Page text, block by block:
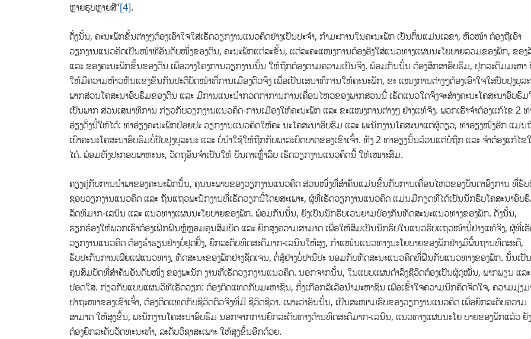
ຫຼາຍ​ຮູບ​ຫຼາຍ​ສີ”[4].
ດັ່ງນັ້ນ, ​ຄະ​ນະ​ພັກ​ຂັ້ນ​ຕ່າງໆຕ້ອງເອົາໃຈໃສ່​ເຮັດວຽກງານແນວຄິດຢ່າງເປັນປະຈຳ, ກຳມະການໃນຄະນະພັກ ​ເປັນຕົ້ນແມ່ນ​ເລ​ຂາ, ຫົວໜ້າ ຕ້ອງຖືເອົາ
ວຽກງານແນວຄິດເປັນໜ້າທີ່ອັນດັບໜຶ່ງຂອງ​ຕົນ, ​ຄະ​ນະ​ພັກ​ແຕ່​ລະ​ຂັ້ນ, ແຕ່​ລະ​ຄະ​ແໜງ​ການຕ້ອງອີງໃສ່ແນວທາງແຜນນະໂຍບາຍລວມຂອງພັກ, ​ຂອງ​
ແລະ ຂອງ​ຄະ​ນະ​ພັກ​ຂັ້ນ​ຂອງ​ຕົນ ເພື່ອວາງໂຄງການວຽກງານນັ້ນ ​ໃຫ້ຖືກ​ຕ້ອງ​ຕາມ​ຄວາມ​ເປັນ​ຈິງ. ພ້ອມ​ກັນ​ນັ້ນ ຕ້ອງສຶກສາອົບ​ຮົມ, ປຸກ​ລະ​ດົມມະຫາ
ໃຫ້​ມີ​ຄວາມຫ້າວຫັນແຂ່ງຂັນກັນປະຕິບັດໜ້າທີ່ການເມືອງຕົວຈິງ ເພື່ອເປັນເສນາທິການໃຫ້ຄະນະພັກ, ຂະ ແໜງການຕ່າງໆຕ້ອງເອົາໃຈໃສ່ປັບປຸງບູລ
ພາກສ່ວນໂຄສະນາອົບຮົມຂອງຕົນ ແລະ ມີການແນະນໍາກວດກາການການເຄື່ອນໄຫວຂອງພາກສ່ວນນີ້ ເຮັດແນວໃດຈິ່ງຈະສ້າງຄະນະໂຄສະນາອົບຮົ
ເປັນພາກ ສ່ວນເສນາທິການ ກ່ຽວກັບວຽກງານແນວຄິດ-ການເມືອງໃຫ້ຄະນະພັກ ແລະ ຂະແໜງການຕ່າງໆ ຢ່າງແທ້ຈິງ. ພວກເຮົາ​ຈຳຕ້ອງແກ້ໄຂ 2 ທ່
ອ່ຽງດັ່ງນີ້ໃຫ້ໄດ້: ທ່າອ່ຽງຄະນະພັກປ່ອຍປະ ວຽກງານແນວຄິດໃຫ້ຄະ ນະໂຄສະນາອົບຮົມ ແລະ ພະນັກງານໂຄສະນາແຕ່ຜູ້ດຽວ, ທ່າອຽງໜຶ່ງອີກ ແມ່ນ
ເບົາຄະນະໂຄສະນາອົບຮົມບໍ່ປັບປຸງບູລະນະ ແລະ ບໍ່ນໍາໃຊ້ໃຫ້ຖືກກັບພາລະບົດບາດຂອງເຂົາເຈົ້າ. ທັງ 2 ທ່າອ່ຽງນັ້ນລ້ວນແຕ່ບໍ່ຖືກ ແລະ ຈຳຕ້ອງແກ້ໄຂ
ໄດ້. ພ້ອມ​ທັງປະກອບພາຫະນະ, ວັດຖຸອັນຈຳເປັນໃຫ້ ບັນດາເຫຼົ່າລົບ ເຮັດວຽກງານແນວຄິດ​ນີ້ ໃຫ້​ເໝາະ​ສົມ.
ຄຽງ​ຄູ່​ກັບ​ການ​ນຳ​ພາ​ຂອງ​ຄະ​ນະ​ພັກ​ນັ້ນ, ຄຸນ​ນະ​ພາບ​ຂອງວຽກ​ງານ​ແນວ​ຄິດ ສ່ວນ​ໜຶ່ງ​ທີ່​ສຳ​ຄັນ​ແມ່ນ​ຂຶ້ນ​ກັບ​ການ​ເຄື່ອນ​ໄຫວ​ຂອງ​ບັນ​ດາ​ອົງ​ການ ທີ່​ຮັ
ຊອບ​ວຽກ​ງານ​ແນວ​ຄິດ ແລະ ຖັນ​ແຖວ​ພະ​ນັກ​ງານ​ທີ່​ເຮັດ​ວຽກ​ນີ້​ໂດຍ​ສະ​ເພາະ, ຜູ້ທີ່ເຮັດວຽກງານແນວຄິດ ແມ່ນມີກຽດທີ່ໄດ້ເປັນນັກຮົບໂຄສະນາອົບ
ລັດທິມາກ-ເລນິນ ແລະ ແນວທາງແຜນນະໂຍບາຍຂອງພັກ. ພ້ອມກັນນັ້ນ, ຍັງເປັນນັກຮົບເວນຍາມປ້ອງກັນທັດສະນະແນວທາງຂອງພັກ. ດັ່ງນັ້ນ,
ຮຽກຮ້ອງໃຫ້ພວກເຮົາຕ້ອງເຝິກຝົນຫຼໍ່ຫຼອມຄຸນສົມບັດ ແລະ ຍົກສູງຄວາມສາມາດ ເພື່ອໃຫ້ສົມເປັນນັກຮົບໃນແນວຮົບແຖວໜ້ານີ້ຢ່າງແທ້ຈິງ, ຜູ້ທີ່ເ
ວຽກງານແນວຄິດ ຕ້ອງຮໍ່າຮຽນຢ່າງບໍ່ຢຸດຢັ້ງ, ຍົກລະດັບທິດສະດີມາກ-ເລນິນໃຫ້ສູງ, ກໍາແໜ້ນແນວທາງນະໂຍບາຍຂອງພັກຢ່າງມີພື້ນຖານທິດສະດີ,
ຮັບປະກັນການເຜີຍແຜ່ແນວທາງ, ທັດ​ສະ​ນະ​ຂອງ​ພັກຢ່າງຊັດເຈນ, ຕໍ່ສູ້ຢ່າງບໍ່ປານີປະ ນອມກັບທັດສະນະແນວຄິດທີ່ຝືນກັບແນວ​ທາງ​ຂອງ​ພັກ. ນັ້ນເປັນ
ຄຸນສົມບັດທີ່ສຳຄັນອັນດັບໜຶ່ງ ຂອງພະນັກ ງານທີ່ເຮັດວຽກງານແນວຄິດ. ນອກຈາກນັ້ນ, ໃນແບບແຜນດຳລົງຊີວິດຕ້ອງເປັນຜູ້ດຸ​ໝັ່ນ, ພາກພຽນ ແລະ
ປອດໃສ. ກ່ຽວກັບແບບແຜນວິທີເຮັດວຽກ: ຕ້ອງຕິດແທດກັບມະຫາຊົນ, ກິ້ງເກືອກລີເລືອນຳມະຫາຊົນ ເພື່ອເຂົ້າໃຈຄວາມນຶກຄິດຈິດໃຈ, ຄວາມມຸ່ງມ
ປາຖະໜາຂອງເຂົາເຈົ້າ, ຕ້ອງຕິດແທດກັບຊີວິດຕົວຈິງທີ່ມີ ຊີວິດຊີວາ. ເພາະວ່າອັນນັ້ນ, ເປັນສະໜາມຮົບຂອງວຽກງານແນວຄິດ ເພື່ອຍົກລະດັບຄວາມ
ສາມາດ ໃຫ້ສູງຂຶ້ນ, ພະນັກງານໂຄສະນາອົບຮົມ ນອກຈາກການຍົກລະດັບທາງດ້ານທິດສະດີມາກ-ເລນິນ, ແນວທາງແຜນນະໂຍ ບາຍຂອງພັກແລ້ວ ຍັ
ຕ້ອງຍົກລະດັບວັດທະນະທຳ, ລະດັບວິຊາສະເພາະ ໃຫ້ສູງຂຶ້ນອີກດ້ວຍ.